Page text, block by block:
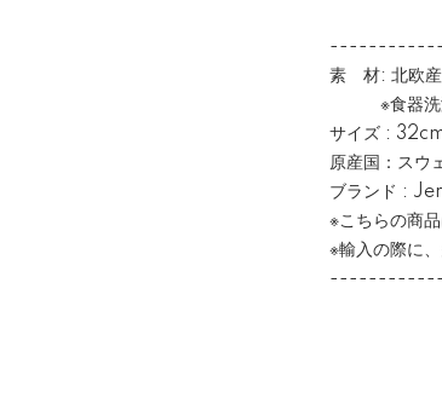
素 材: 北欧産
※食器洗
サイズ :
原産国：スウ
ブランド :
※こちらの商
※輸入の際に